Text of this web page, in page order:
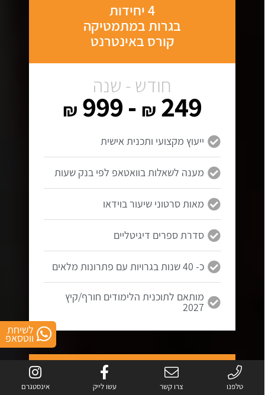
4 יחידות
בגרות במתמטיקה
קורס באינטרנט
חודש - שנה
249
₪
- 999
₪
ייעוץ מקצועי ותכנית אישית
מענה לשאלות בוואטאפ לפי בנק שעות
מאות סרטוני שיעור בוידאו
סדרת ספרים דיגיטליים
כ- 40 שנות בגרויות עם פתרונות מלאים
מותאם לתוכנית הלימודים חורף/קיץ
2027
בגרות במתמטיקה
לשיחת
ווטסאפ
טלפנו צרו קשר עשו לייק אינסטגרם